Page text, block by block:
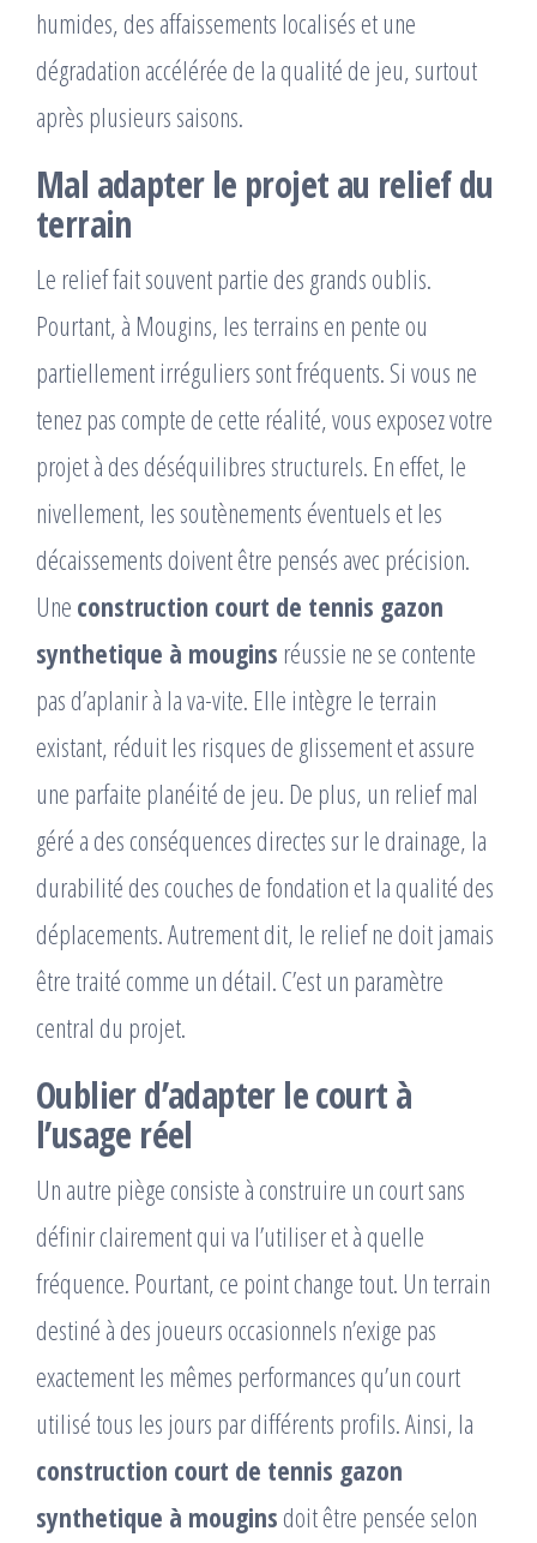
humides, des affaissements localisés et une
dégradation accélérée de la qualité de jeu, surtout
après plusieurs saisons.
Mal adapter le projet au relief du
terrain
Le relief fait souvent partie des grands oublis.
Pourtant, à Mougins, les terrains en pente ou
partiellement irréguliers sont fréquents. Si vous ne
tenez pas compte de cette réalité, vous exposez votre
projet à des déséquilibres structurels. En effet, le
nivellement, les soutènements éventuels et les
décaissements doivent être pensés avec précision.
Une construction court de tennis gazon
synthetique à mougins réussie ne se contente
pas d’aplanir à la va-vite. Elle intègre le terrain
existant, réduit les risques de glissement et assure
une parfaite planéité de jeu. De plus, un relief mal
géré a des conséquences directes sur le drainage, la
durabilité des couches de fondation et la qualité des
déplacements. Autrement dit, le relief ne doit jamais
être traité comme un détail. C’est un paramètre
central du projet.
Oublier d’adapter le court à
l’usage réel
Un autre piège consiste à construire un court sans
définir clairement qui va l’utiliser et à quelle
fréquence. Pourtant, ce point change tout. Un terrain
destiné à des joueurs occasionnels n’exige pas
exactement les mêmes performances qu’un court
utilisé tous les jours par différents profils. Ainsi, la
construction court de tennis gazon
synthetique à mougins doit être pensée selon